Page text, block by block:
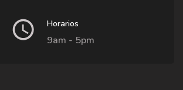
Horarios
9am - 5pm